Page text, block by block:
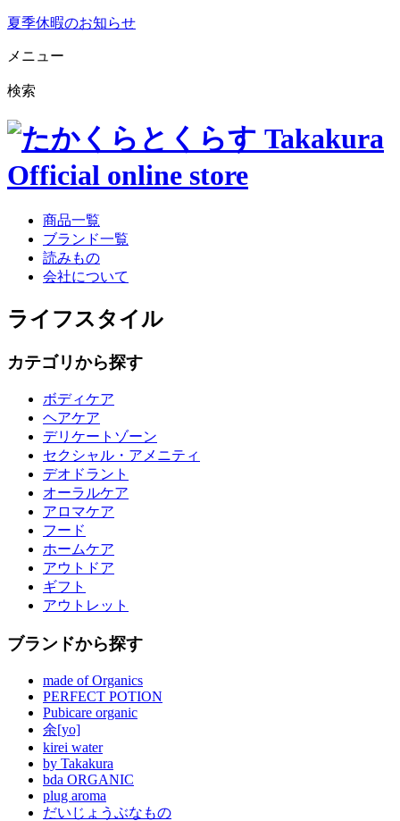
夏季休暇のお知らせ
メニュー
検索
商品一覧
ブランド一覧
読みもの
会社について
ライフスタイル
カテゴリから探す
ボディケア
ヘアケア
デリケートゾーン
セクシャル・アメニティ
デオドラント
オーラルケア
アロマケア
フード
ホームケア
アウトドア
ギフト
アウトレット
ブランドから探す
made of Organics
PERFECT POTION
Pubicare organic
余[yo]
kirei water
by Takakura
bda ORGANIC
plug aroma
だいじょうぶなもの